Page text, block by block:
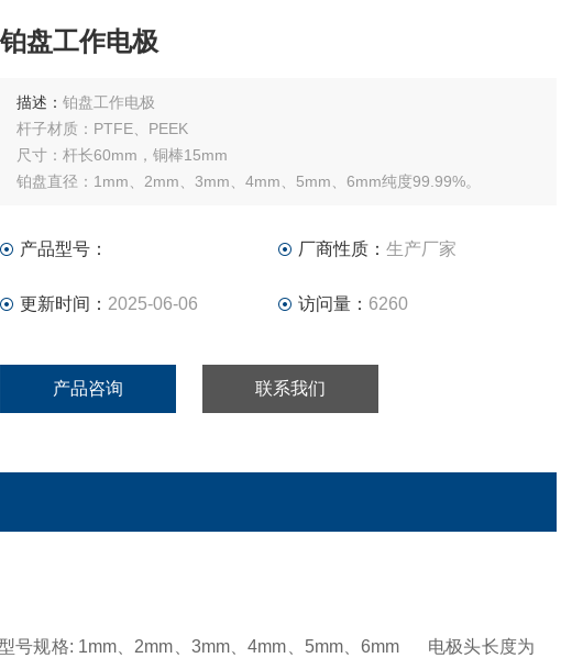
铂盘工作电极
描述： 铂盘工作电极
杆子材质：PTFE、PEEK
尺寸：杆长60mm，铜棒15mm
铂盘直径：1mm、2mm、3mm、4mm、5mm、6mm纯度99.99%。
产品型号： 厂商性质： 生产厂家
更新时间： 2025-06-06 访问量： 6260
产品咨询 联系我们
号规格: 1mm、2mm、3mm、4mm、5mm、6mm 电极头长度为